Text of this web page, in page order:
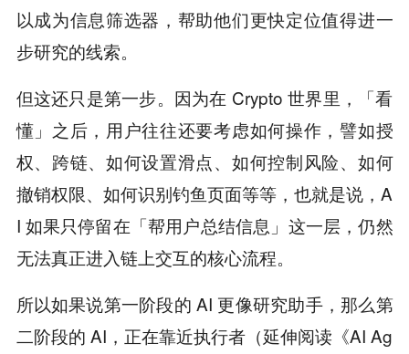
以成为信息筛选器，帮助他们更快定位值得进一
步研究的线索。
但这还只是第一步。因为在 Crypto 世界里，「看
懂」之后，用户往往还要考虑如何操作，譬如授
权、跨链、如何设置滑点、如何控制风险、如何
撤销权限、如何识别钓鱼页面等等，也就是说，A
I 如果只停留在「帮用户总结信息」这一层，仍然
无法真正进入链上交互的核心流程。
所以如果说第一阶段的 AI 更像研究助手，那么第
二阶段的 AI，正在靠近执行者（延伸阅读《AI Ag